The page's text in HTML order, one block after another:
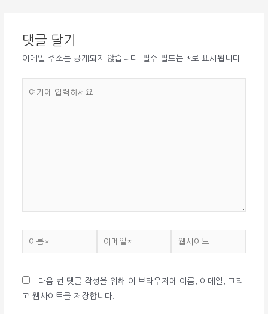
댓글 달기
이메일 주소는 공개되지 않습니다. 필수 필드는 *로 표시됩니다
*
트
다음 번 댓글 작성을 위해 이 브라우저에 이름, 이메일, 그리
고 웹사이트를 저장합니다.